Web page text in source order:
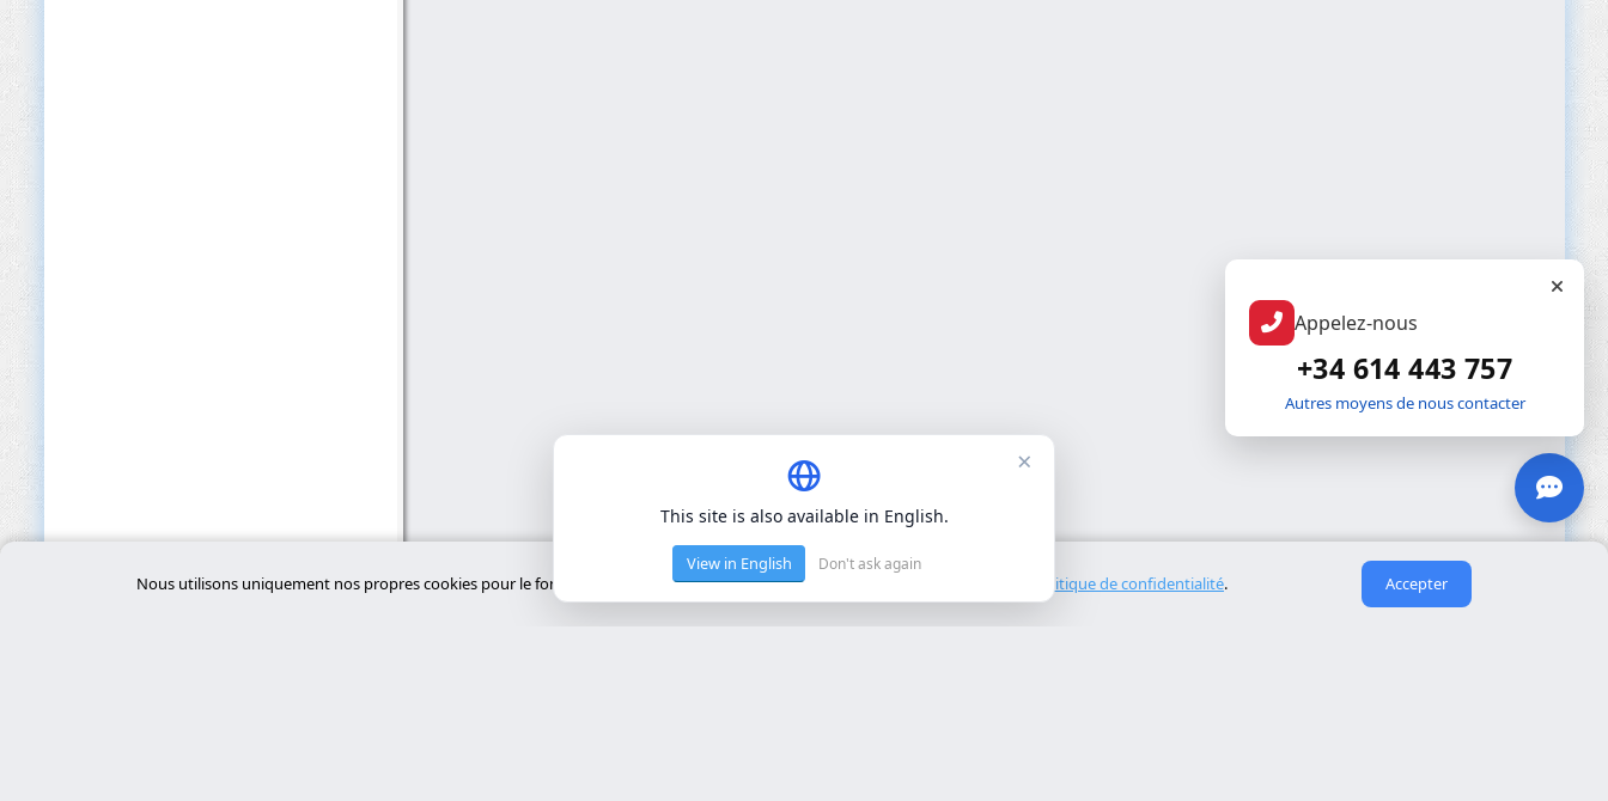
Nous utilisons uniquement nos propres cookies pour le fonctionnement de base du site. Nous n'utilisons pas de cookies tiers. Politique de confidentialité. Accepter
Appelez-nous
+34 614 443 757
Autres moyens de nous contacter
×
This site is also available in English.
View in English Don't ask again